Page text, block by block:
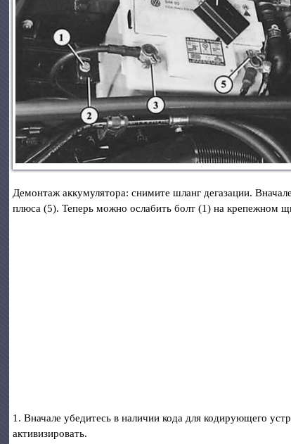
Демонтаж аккумулятора: снимите шланг дегазации.
плюса (5). Теперь можно ослабить болт (1) на крепежном
1. Вначале убедитесь в наличии кода для кодирующего
активизировать.